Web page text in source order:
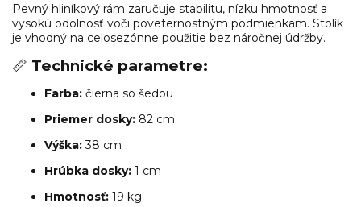
Pevný hliníkový rám zaručuje stabilitu, nízku hmotnosť a
vysokú odolnosť voči poveternostným podmienkam. Stolík
je vhodný na celosezónne použitie bez náročnej údržby.
📏 Technické parametre:
Farba: čierna so šedou
Priemer dosky: 82 cm
Výška:38 cm
Hrúbka dosky: 1 cm
Hmotnosť: 19 kg